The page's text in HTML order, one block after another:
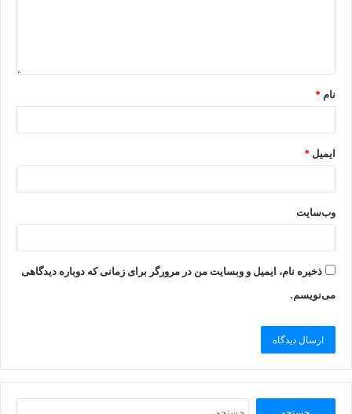
نام *
ایمیل *
وب‌سایت
ذخیره نام، ایمیل و وبسایت من در مرورگر برای زمانی که دوباره دیدگاهی
می‌نویسم.